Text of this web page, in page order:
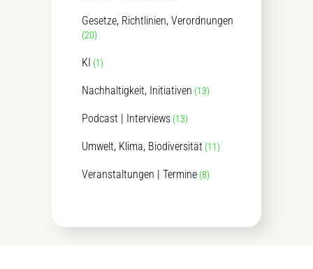
Gesetze, Richtlinien, Verordnungen
(20)
KI (1)
Nachhaltigkeit, Initiativen (13)
Podcast | Interviews (13)
Umwelt, Klima, Biodiversität (11)
Veranstaltungen | Termine (8)